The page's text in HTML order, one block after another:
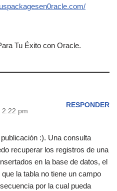
Tu Éxito con Oracle.
2:22 pm
RESPONDER
:). Una consulta
recuperar los registros de una
en la base de datos, el
la tabla no tiene un campo
por la cual pueda